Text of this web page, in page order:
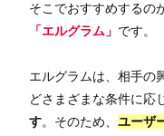
そこでおすすめするの
「エルグラム」 です。
エルグラムは、相手の
どさまざまな条件に応
す。そのため、 ユーザ